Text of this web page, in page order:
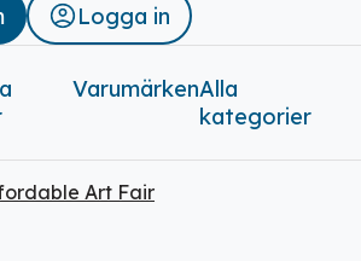
(0)
Logga in
VarumärkenAlla
kategorier
Art Fair